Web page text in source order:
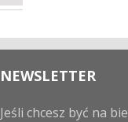
NEWSLETTER
Jeśli chcesz być na